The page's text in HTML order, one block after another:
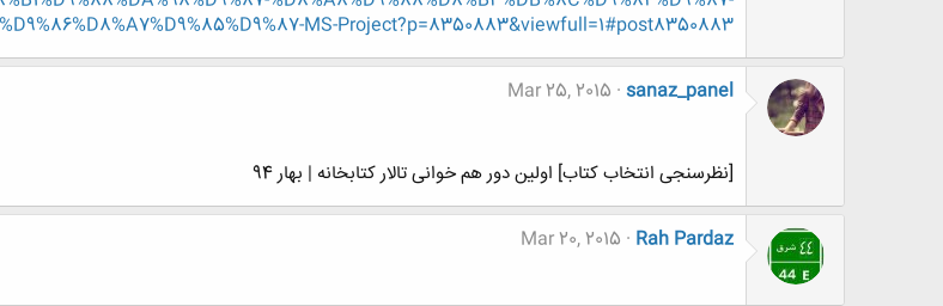
MS-Project?p=8350883&viewfull=1#post8350883
sanaz_panel
Mar 25, 2015
[نظرسنجی انتخاب کتاب] اولین دور هم خوانی تالار کتابخانه | بهار 94
Rah Pardaz
Mar 20, 2015